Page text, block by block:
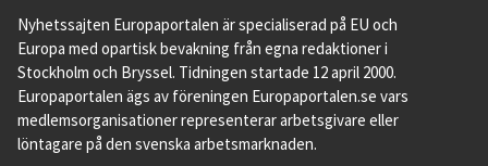
Nyhetssajten Europaportalen är specialiserad på EU och
Europa med opartisk bevakning från egna redaktioner i
Stockholm och Bryssel. Tidningen startade 12 april 2000.
Europaportalen ägs av föreningen Europaportalen.se vars
medlemsorganisationer representerar arbetsgivare eller
löntagare på den svenska arbetsmarknaden.